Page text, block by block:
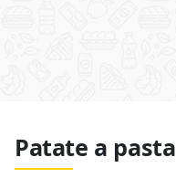
Patate a